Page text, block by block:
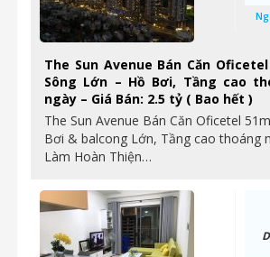
The Sun Avenue Bán Căn
Sông Lớn – Hồ Bơi, Tầng cao
ngày – Giá Bán: 2.5 tỷ ( Bao hết )
The Sun Avenue Bán Căn Oficetel
Bơi & balcong Lớn, Tầng cao thoáng
Làm Hoàn Thiện…